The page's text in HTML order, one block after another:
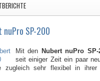
nuPro SP-200
Mit den Nubert nuPro SP-
seit einiger Zeit ein paar
zugleich sehr flexibel in ihrer